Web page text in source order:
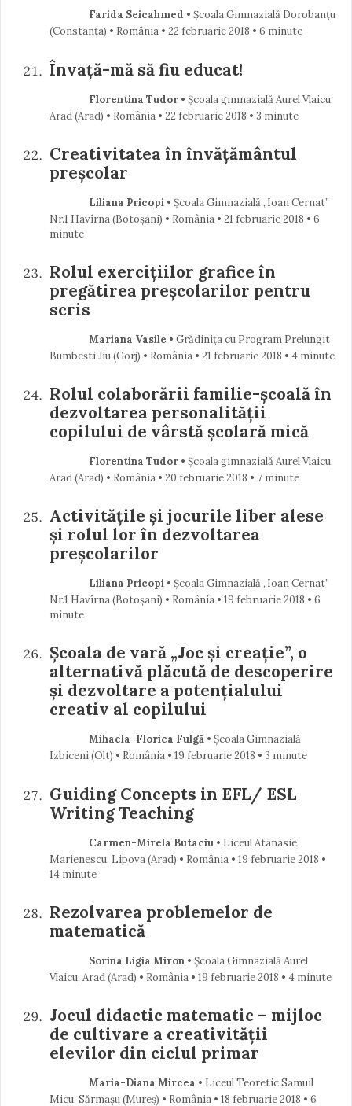
Farida Seicahmed • Școala Gimnazială Dorobanțu
(Constanţa) • România
22 februarie 2018 • 6 minute
Învaţă-mă să fiu educat!
Florentina Tudor• Școala gimnazială Aurel Vlaicu,
Arad (Arad) • România
22 februarie 2018 • 3 minute
Creativitatea în învățământul
preșcolar
Liliana Pricopi• Școala Gimnazială „Ioan Cernat”
Nr.1 Havîrna (Botoşani) • România
21 februarie 2018 • 6
minute
Rolul exercițiilor grafice în
pregătirea preșcolarilor pentru
scris
Mariana Vasile • Grădinița cu Program Prelungit
Bumbești Jiu (Gorj) • România
21 februarie 2018 • 4 minute
Rolul colaborării familie-şcoală în
dezvoltarea personalităţii
copilului de vârstă şcolară mică
Florentina Tudor• Școala gimnazială Aurel Vlaicu,
Arad (Arad) • România
20 februarie 2018 • 7 minute
Activităţile şi jocurile liber alese
şi rolul lor în dezvoltarea
preşcolarilor
Liliana Pricopi• Școala Gimnazială „Ioan Cernat”
Nr.1 Havîrna (Botoşani) • România
19 februarie 2018 • 6
minute
Școala de vară „Joc şi creație”, o
alternativă plăcută de descoperire
şi dezvoltare a potenţialului
creativ al copilului
Mihaela-Florica Fulgă• Școala Gimnazială
Izbiceni (Olt) • România
19 februarie 2018 • 3 minute
Guiding Concepts in EFL/ ESL
Writing Teaching
Carmen-Mirela Butaciu• Liceul Atanasie
Marienescu, Lipova (Arad) • România
19 februarie 2018 •
14 minute
Rezolvarea problemelor de
matematică
Sorina Ligia Miron• Școala Gimnazială Aurel
Vlaicu, Arad (Arad) • România
19 februarie 2018 • 4 minute
Jocul didactic matematic – mijloc
de cultivare a creativității
elevilor din ciclul primar
Maria-Diana Mircea • Liceul Teoretic Samuil
Micu, Sărmașu (Mureş) • România
18 februarie 2018 • 6